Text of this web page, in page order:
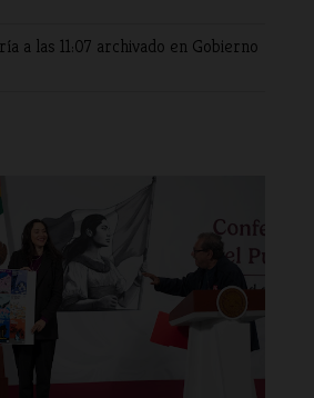
a las 11:07 archivado en Gobierno